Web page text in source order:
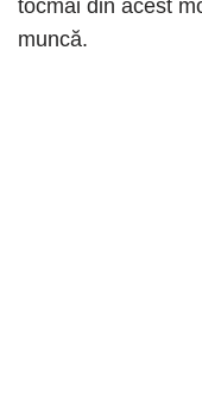
tocmai din acest
muncă.